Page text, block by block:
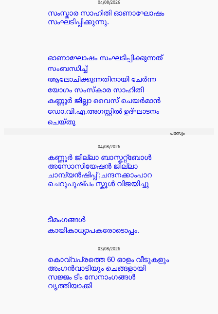
04/08/2026
സംസ്കാര സാഹിതി ഓണാഘോഷം
സംഘടിപ്പിക്കുന്നു.
ഓണാഘോഷം സംഘടിപ്പിക്കുന്നത്
സംബന്ധിച്ച്
ആലോചിക്കുന്നതിനായി ചേർന്ന
യോഗം സംസ്കാര സാഹിതി
കണ്ണൂർ ജില്ലാ വൈസ് ചെയർമാൻ
ഡോ.വി.എ.അഗസ്റ്റിൽ ഉദ്ഘാടനം
ചെയ്തു
പരസ്യം
04/08/2026
കണ്ണൂർ ജില്ലാ ബാസ്കറ്റ്ബോൾ
അസോസിയേഷൻ ജില്ലാ
ചാമ്പ്യൻഷിപ്പ് ;ചന്ദനക്കാംപാറ
ചെറുപുഷ്പം സ്കൂൾ വിജയിച്ചു
ടീമംഗങ്ങൾ
കായികാധ്യാപകരോടൊപ്പം.
03/08/2026
കൊവ്വപ്രത്തെ 60 ഓളം വീടുകളും
അംഗൻവാടിയും ചെങ്ങളായി
സജ്ജം ടീം സേനാംഗങ്ങൾ
വൃത്തിയാക്കി